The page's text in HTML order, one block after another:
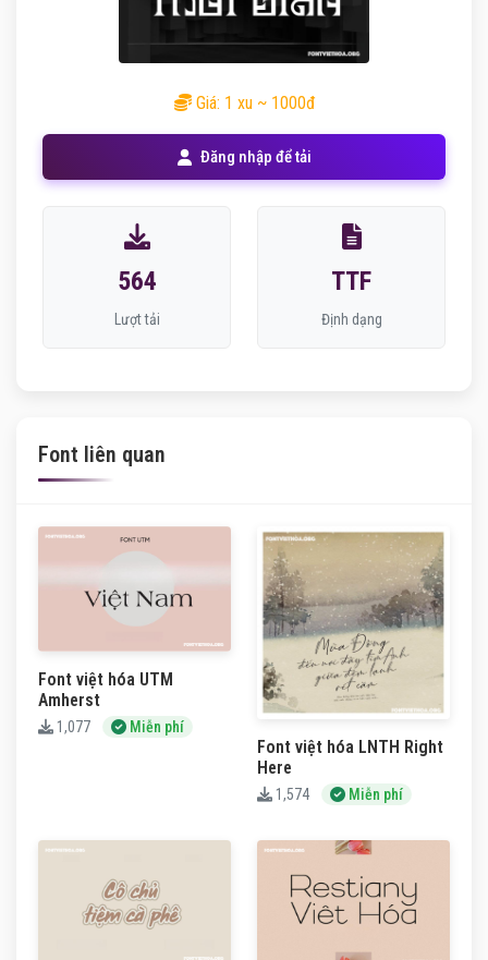
Giá: 1 xu ~ 1000đ
Đăng nhập để tải
564
Lượt tải
TTF
Định dạng
Font liên quan
Font việt hóa UTM
Amherst
1,077 Miễn phí
Font việt hóa LNTH Right
Here
1,574 Miễn phí